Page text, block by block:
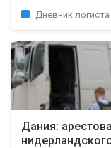
Дневник логиста
Дания: